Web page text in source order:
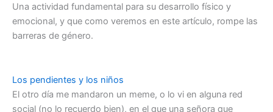
Una actividad fundamental para su desarrollo físico y
emocional, y que como veremos en este artículo, rompe las
barreras de género.
Los pendientes y los niños
El otro día me mandaron un meme, o lo vi en alguna red
social (no lo recuerdo bien), en el que una señora que